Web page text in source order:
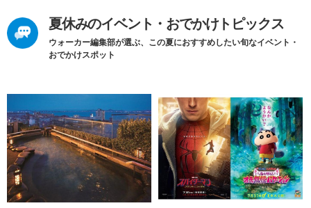
夏休みのイベント・おでかけトピックス
ウォーカー編集部が選ぶ、この夏におすすめしたい旬なイベント・
おでかけスポット